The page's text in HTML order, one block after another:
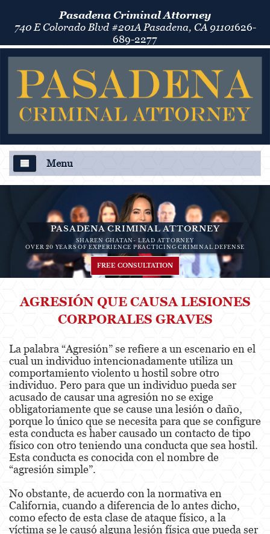
Pasadena Criminal Attorney
740 E Colorado Blvd #201A Pasadena, CA 91101626-
689-2277
Menu
Criminal Defense
Áreas de Práctica
Asalto y Agresión
Agresión
Asalto Simple
Agresión contra un Agente del Orden
Público
Asalto contra un Funcionario Público
Asalto con Arma Mortal
Asalto con Químicos Cáusticos
Agresión que causa lesiones corporales
graves
Asuntos Posteriores a la Condena
Anulando o Rechazando una Condena
PASADENA CRIMINAL ATTORNEY
SHAREN GHATAN- LEAD ATTORNEY
OVER 20 YEARS OF EXPERIENCE PRACTICING CRIMINAL DEFENSE
FREE CONSULTATION
AGRESIÓN QUE CAUSA LESIONES
CORPORALES GRAVES
La palabra “Agresión” se refiere a un escenario en el
cual un individuo intencionadamente utiliza un
comportamiento violento u hostil sobre otro
individuo. Pero para que un individuo pueda ser
acusado de causar una agresión no se exige
obligatoriamente que se cause una lesión o daño,
porque lo único que se necesita para que se configure
esta conducta es haber causado un contacto de tipo
físico con otro teniendo una conducta que sea hostil.
Esta conducta es conocida con el nombre de
“agresión simple”.
No obstante, de acuerdo con la normativa en
California, cuando a diferencia de lo antes dicho,
como efecto de esta clase de ataque físico, a la
víctima se le causó alguna lesión física que pueda ser